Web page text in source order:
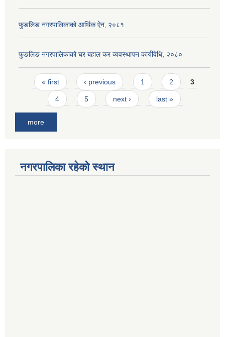
फुङलिङ नगरपालिकाको आर्थिक ऐन‚ २०८१
फुङलिङ नगरपालिकाको घर बहाल कर व्यवस्थापन कार्यविधि, २०८०
Pages
« first ‹ previous 1 2 3
4 5 next › last »
more
नगरपालिका रहेको स्थान